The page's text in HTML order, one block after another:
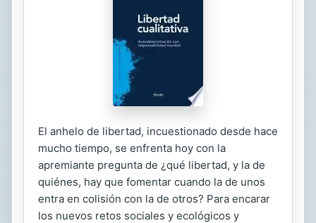
El anhelo de libertad, incuestionado desde hace
mucho tiempo, se enfrenta hoy con la
apremiante pregunta de ¿qué libertad, y la de
quiénes, hay que fomentar cuando la de unos
entra en colisión con la de otros? Para encarar
los nuevos retos sociales y ecológicos y